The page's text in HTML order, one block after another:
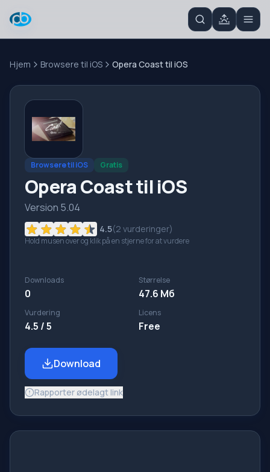
Hjem Browsere til iOS Opera Coast til iOS
Browsere til iOS Gratis
Opera Coast til iOS
Version 5.04
4.5(2 vurderinger)
Hold musen over og klik på en stjerne for at vurdere
Downloads
0
Størrelse
47.6 Мб
Vurdering
4.5 / 5
Licens
Free
Download
Rapporter ødelagt link